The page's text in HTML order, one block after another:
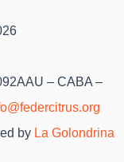
– CABA –
by La Golondrina